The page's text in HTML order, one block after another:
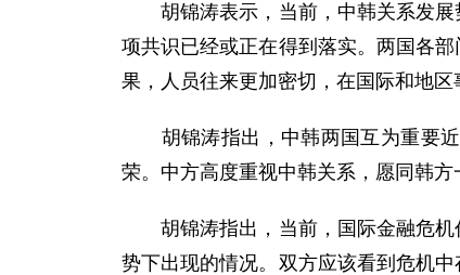
胡锦涛表示，当前，中韩关系发展
项共识已经或正在得到落实。两国各
果，人员往来更加密切，在国际和地
胡锦涛指出，中韩两国互为重要近
荣。中方高度重视中韩关系，愿同韩
胡锦涛指出，当前，国际金融危机
势下出现的情况。双方应该看到危机